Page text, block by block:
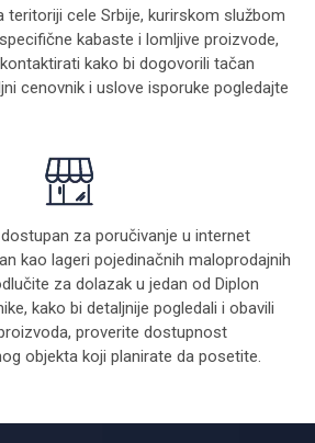
teritoriji cele Srbije, kurirskom službom
kabaste i lomljive proizvode,
kako bi dogovorili tačan
cenovnik i uslove isporuke pogledajte
za poručivanje u internet
kao lageri pojedinačnih maloprodajnih
za dolazak u jedan od Diplon
kako bi detaljnije pogledali i obavili
proverite dostupnost
objekta koji planirate da posetite.